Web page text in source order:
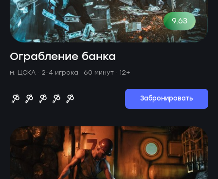
9.63
Ограбление банка
м. ЦСКА · 2-4 игрока · 60 минут · 12+
Забронировать